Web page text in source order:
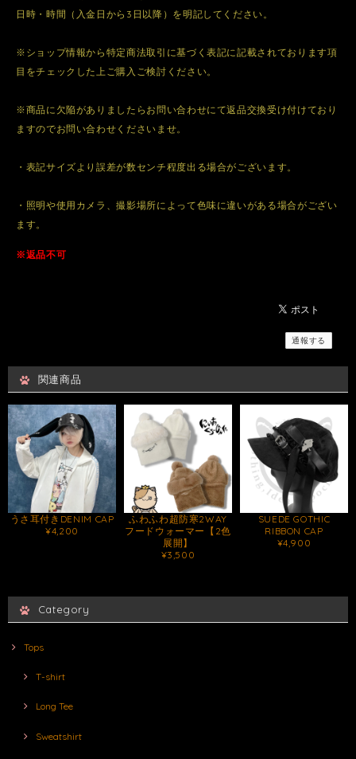
日時・時間（入金日から3日以降）を明記してください。
※ショップ情報から特定商法取引に基づく表記に記載されております項
目をチェックした上ご購入ご検討ください。
※商品に欠陥がありましたらお問い合わせにて返品交換受け付けており
ますのでお問い合わせくださいませ。
・表記サイズより誤差が数センチ程度出る場合がございます。
・照明や使用カメラ、撮影場所によって色味に違いがある場合がござい
ます。
※返品不可
通報する
関連商品
うさ耳付きDENIM CAP
¥4,200
ふわふわ超防寒2WAY
フードウォーマー【2色
展開】
¥3,500
SUEDE GOTHIC
RIBBON CAP
¥4,900
Category
Tops
T-shirt
Long Tee
Sweatshirt